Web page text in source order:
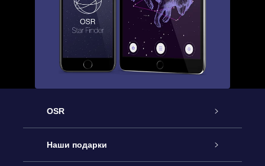
OSR
Обслуживание
Наши подарки